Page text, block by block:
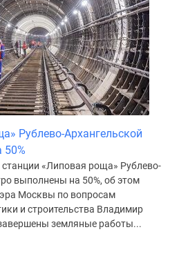
Рублево-Архангельской
50%
станции «Липовая роща» Рублево-
выполнены на 50%, об этом
Москвы по вопросам
и строительства Владимир
земляные работы...